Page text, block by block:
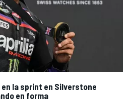
la sprint en Silverstone
en forma